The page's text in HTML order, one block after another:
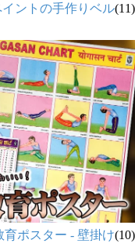
ントの手作りベル(11)
育ポスター - 壁掛け(10)